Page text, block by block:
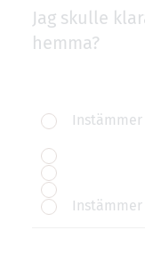
Jag skulle
hemma?